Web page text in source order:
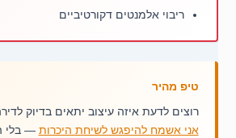
ריבוי אלמנטים דקורטיביים
טיפ מהיר
רוצים לדעת איזה עיצוב יתאים בדיוק
אני אשמח להיפגש לשיחת היכרות — בלי